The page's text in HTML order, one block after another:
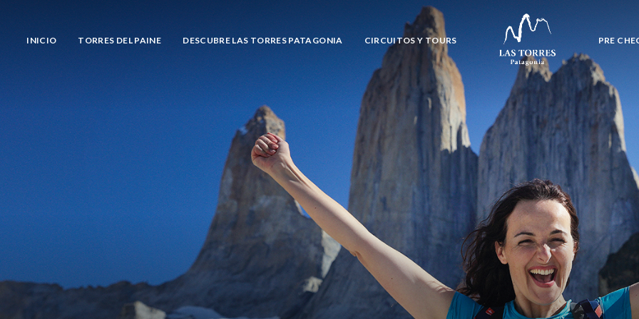
INICIO TORRES DEL PAINE DESCUBRE LAS TORRES PATAGONIA CIRCUITOS Y TOURS PRE